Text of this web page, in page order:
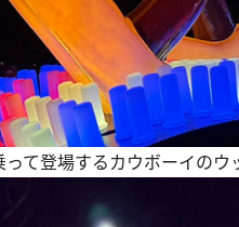
て登場するカウボーイのウ